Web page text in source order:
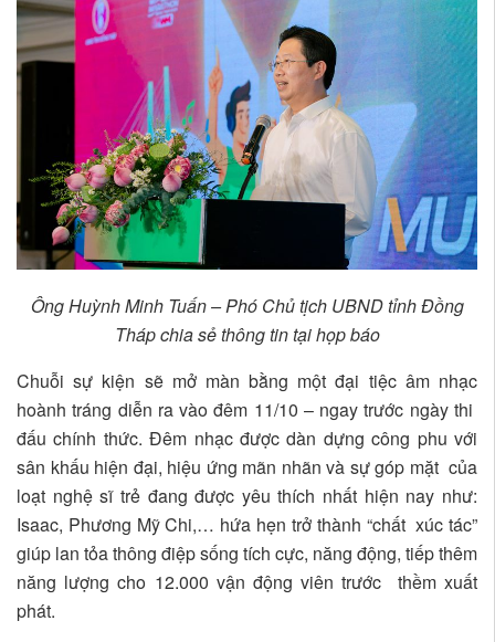
Ông Huỳnh Minh Tuấn – Phó Chủ tịch UBND tỉnh Đồng
Tháp chia sẻ thông tin tại họp báo
Chuỗi sự kiện sẽ mở màn bằng một đại tiệc âm nhạc
hoành tráng diễn ra vào đêm 11/10 – ngay trước ngày thi
đấu chính thức. Đêm nhạc được dàn dựng công phu với
sân khấu hiện đại, hiệu ứng mãn nhãn và sự góp mặt của
loạt nghệ sĩ trẻ đang được yêu thích nhất hiện nay như:
Isaac, Phương Mỹ Chi,… hứa hẹn trở thành “chất xúc tác”
giúp lan tỏa thông điệp sống tích cực, năng động, tiếp thêm
năng lượng cho 12.000 vận động viên trước thềm xuất
phát.